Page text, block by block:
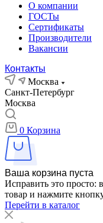
О компании
ГОСТы
Сертификаты
Производители
Вакансии
Контакты
Москва
Санкт-Петербург
Москва
0 Корзина
Ваша корзина пуста
Исправить это просто:
товар и нажмите
Перейти в каталог